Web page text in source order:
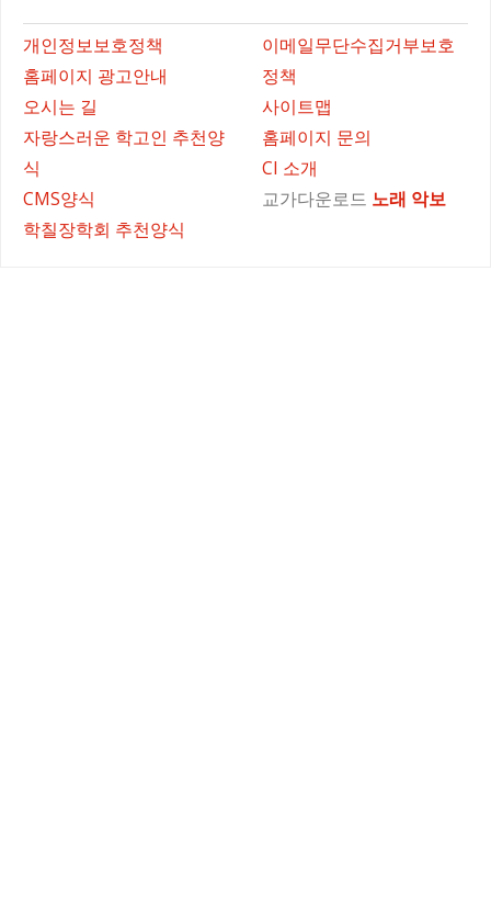
개인정보보호정책
홈페이지 광고안내
오시는 길
자랑스러운 학고인 추천양
식
CMS양식
학칠장학회 추천양식
이메일무단수집거부보호
정책
사이트맵
홈페이지 문의
CI 소개
교가다운로드 노래 악보